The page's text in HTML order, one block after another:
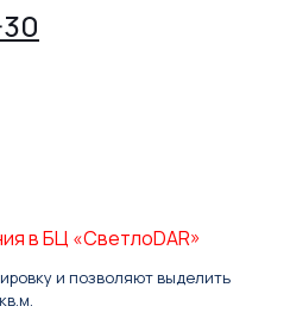
в БЦ «СветлоDAR»
и позволяют выделить